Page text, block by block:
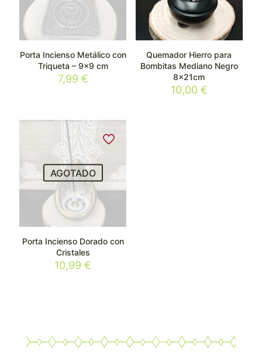
Porta Incienso Metálico con
Triqueta – 9×9 cm
7,99 €
Quemador Hierro para
Bombitas Mediano Negro
8x21cm
10,00 €
AGOTADO
Porta Incienso Dorado con
Cristales
10,99€